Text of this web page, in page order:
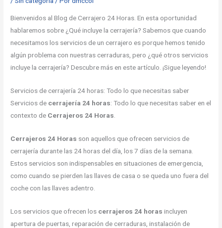
Bienvenidos al Blog de Cerrajero 24 Horas. En esta oportunidad
hablaremos sobre ¿Qué incluye la cerrajería? Sabemos que cuando
necesitamos los servicios de un cerrajero es porque hemos tenido
algún problema con nuestras cerraduras, pero ¿qué otros servicios
incluye la cerrajería? Descubre más en este artículo. ¡Sigue leyendo!
Servicios de cerrajería 24 horas: Todo lo que necesitas saber
Servicios de cerrajería 24 horas: Todo lo que necesitas saber en el
contexto de Cerrajeros 24 Horas
Cerrajeros 24 Horas son aquellos que ofrecen servicios de
cerrajería durante las 24 horas del día, los 7 días de la semana.
Estos servicios son indispensables en situaciones de emergencia,
como cuando se pierden las llaves de casa o se queda uno fuera del
coche con las llaves adentro.
Los servicios que ofrecen los cerrajeros 24 horas incluyen
apertura de puertas, reparación de cerraduras, instalación de